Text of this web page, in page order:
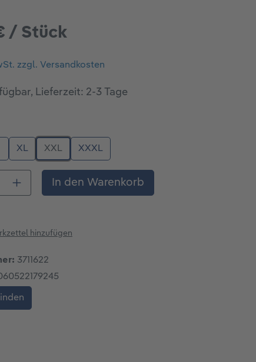
/ Stück
zzgl. Versandkosten
Lieferzeit: 2-3 Tage
XL XXL XXXL
Gib den gewünschten Wert
In den Warenkorb
hinzufügen
3711622